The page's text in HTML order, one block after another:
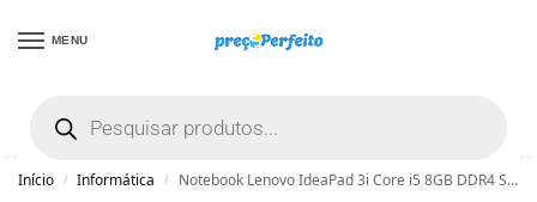
MENU
Início / Informática / Notebook Lenovo IdeaPad 3i Core i5 8GB DDR4 SSD 256GB Tela 15.6″ Win 11 – 82MD0007BR